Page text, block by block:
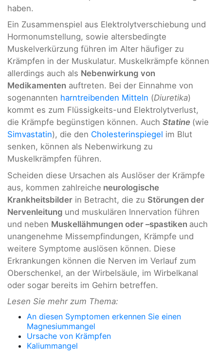
haben.
Ein Zusammenspiel aus Elektrolytverschiebung und
Hormonumstellung, sowie altersbedingte
Muskelverkürzung führen im Alter häufiger zu
Krämpfen in der Muskulatur. Muskelkrämpfe können
allerdings auch als Nebenwirkung von
Medikamenten auftreten. Bei der Einnahme von
sogenannten harntreibenden Mitteln (Diuretika)
kommt es zum Flüssigkeits-und Elektrolytverlust,
die Krämpfe begünstigen können. Auch Statine (wie
Simvastatin), die den Cholesterinspiegel im Blut
senken, können als Nebenwirkung zu
Muskelkrämpfen führen.
Scheiden diese Ursachen als Auslöser der Krämpfe
aus, kommen zahlreiche neurologische
Krankheitsbilder in Betracht, die zu Störungen der
Nervenleitung und muskulären Innervation führen
und neben Muskellähmungen oder –spastiken auch
unangenehme Missempfindungen, Krämpfe und
weitere Symptome auslösen können. Diese
Erkrankungen können die Nerven im Verlauf zum
Oberschenkel, an der Wirbelsäule, im Wirbelkanal
oder sogar bereits im Gehirn betreffen.
Lesen Sie mehr zum Thema:
An diesen Symptomen erkennen Sie einen
Magnesiummangel
Ursache von Krämpfen
Kaliummangel